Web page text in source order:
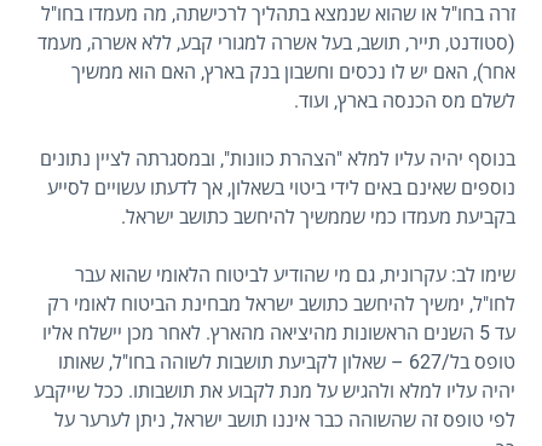
זרה בחו"ל או שהוא שנמצא בתהליך לרכישתה, מה מעמדו בחו"ל
(סטודנט, תייר, תושב, בעל אשרה למגורי קבע, ללא אשרה, מעמד
אחר), האם יש לו נכסים וחשבון בנק בארץ, האם הוא ממשיך
לשלם מס הכנסה בארץ, ועוד.
בנוסף יהיה עליו למלא "הצהרת כוונות", ובמסגרתה לציין נתונים
נוספים שאינם באים לידי ביטוי בשאלון, אך לדעתו עשויים לסייע
בקביעת מעמדו כמי שממשיך להיחשב כתושב ישראל.
שימו לב: עקרונית, גם מי שהודיע לביטוח הלאומי שהוא עבר
לחו"ל, ימשיך להיחשב כתושב ישראל מבחינת הביטוח לאומי רק
עד 5 השנים הראשונות מהיציאה מהארץ. לאחר מכן יישלח אליו
טופס בל/627 – שאלון לקביעת תושבות לשוהה בחו"ל, שאותו
יהיה עליו למלא ולהגיש על מנת לקבוע את תושבותו. ככל שייקבע
לפי טופס זה שהשוהה כבר איננו תושב ישראל, ניתן לערער על